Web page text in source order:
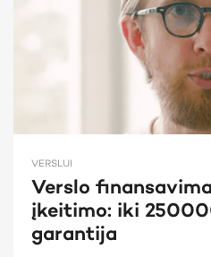
VERSLUI
Verslo
įkeitimo: iki
garantija